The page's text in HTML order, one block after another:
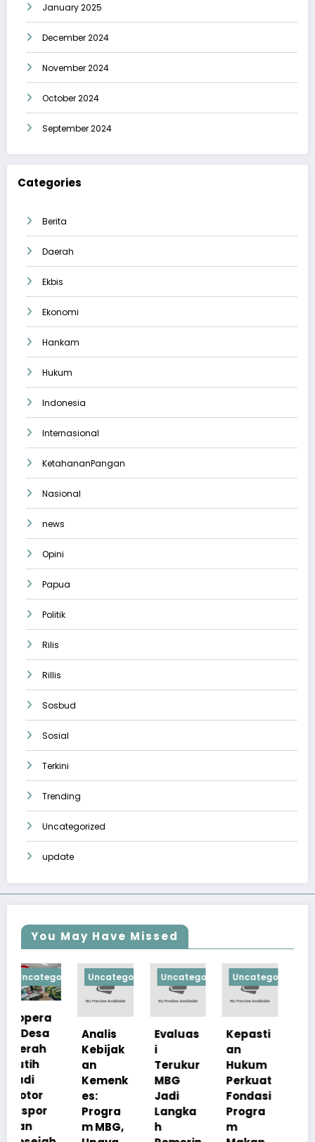
January 2025
December 2024
November 2024
October 2024
September 2024
Categories
Berita
Daerah
Ekbis
Ekonomi
Hankam
Hukum
Indonesia
Internasional
KetahananPangan
Nasional
news
Opini
Papua
Politik
Rilis
Rillis
Sosbud
Sosial
Terkini
Trending
Uncategorized
update
You May Have Missed
Uncategorized
Analis
Kebijak
an
Kemenk
es:
Progra
m MBG,
Uncategorized
Evaluas
i
MBG
Langka
h
Uncategorized
Kepasti
Hukum
Perkuat
Fondasi
Progra
Apresia
Pemerin
tah
Pastika
n